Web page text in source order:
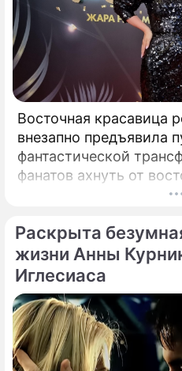
Восточная красавица
внезапно предъявила
фантастической
фанатов ахнуть от
Знаменитая певица
формами, однако ее
спровоцировали
Раскрыта
жизни Анны
Иглесиаса